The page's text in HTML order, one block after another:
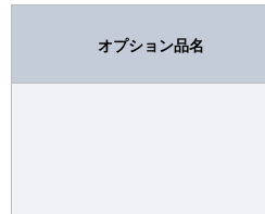
オプション品名